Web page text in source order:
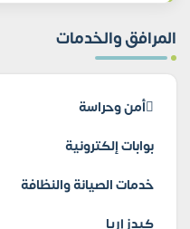
المرافق والخدمات
أمن وحراسة
بوابات إلكترونية
خدمات الصيانة والنظافة
كيدز إريا